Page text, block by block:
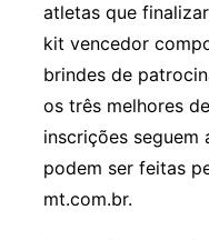
atletas que
kit vencedor
brindes de
os três melhores
inscrições
podem ser feitas
mt.com.br.